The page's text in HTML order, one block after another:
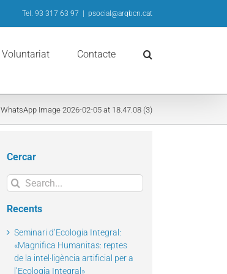
Tel. 93 317 63 97 psocial@arqbcn.cat
Voluntariat Contacte
WhatsApp Image 2026-02-05 at 18.47.08 (3)
Cercar
Search
for:
Recents
Seminari d’Ecologia Integral:
«Magnifica Humanitas: reptes
de la intel·ligència artificial per a
l’Ecologia Integral»